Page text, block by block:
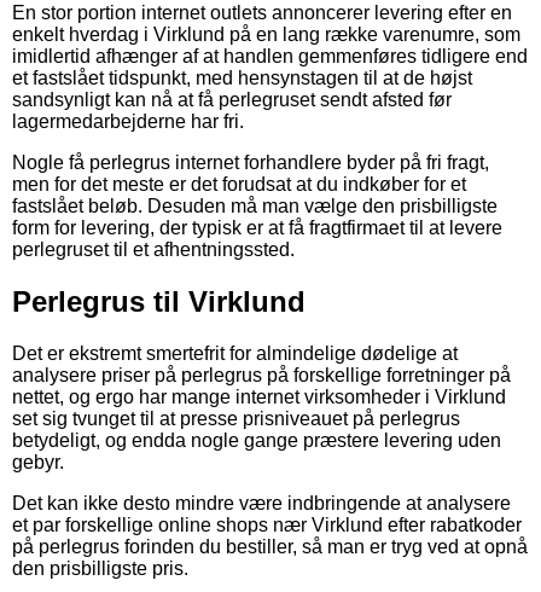
En stor portion internet outlets annoncerer levering efter en
enkelt hverdag i Virklund på en lang række varenumre, som
imidlertid afhænger af at handlen gemmenføres tidligere end
et fastslået tidspunkt, med hensynstagen til at de højst
sandsynligt kan nå at få perlegruset sendt afsted før
lagermedarbejderne har fri.
Nogle få perlegrus internet forhandlere byder på fri fragt,
men for det meste er det forudsat at du indkøber for et
fastslået beløb. Desuden må man vælge den prisbilligste
form for levering, der typisk er at få fragtfirmaet til at levere
perlegruset til et afhentningssted.
Perlegrus til Virklund
Det er ekstremt smertefrit for almindelige dødelige at
analysere priser på perlegrus på forskellige forretninger på
nettet, og ergo har mange internet virksomheder i Virklund
set sig tvunget til at presse prisniveauet på perlegrus
betydeligt, og endda nogle gange præstere levering uden
gebyr.
Det kan ikke desto mindre være indbringende at analysere
et par forskellige online shops nær Virklund efter rabatkoder
på perlegrus forinden du bestiller, så man er tryg ved at opnå
den prisbilligste pris.